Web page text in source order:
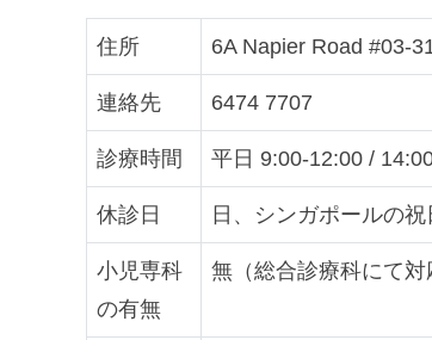
住所 6A Napier Road #03-
連絡先 6474 7707
診療時間 平日 9:00-12:00 /
休診日 日、シンガポールの祝
小児専科
の有無
無（総合診療科にて対